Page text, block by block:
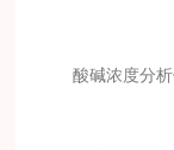
酸碱浓度分析